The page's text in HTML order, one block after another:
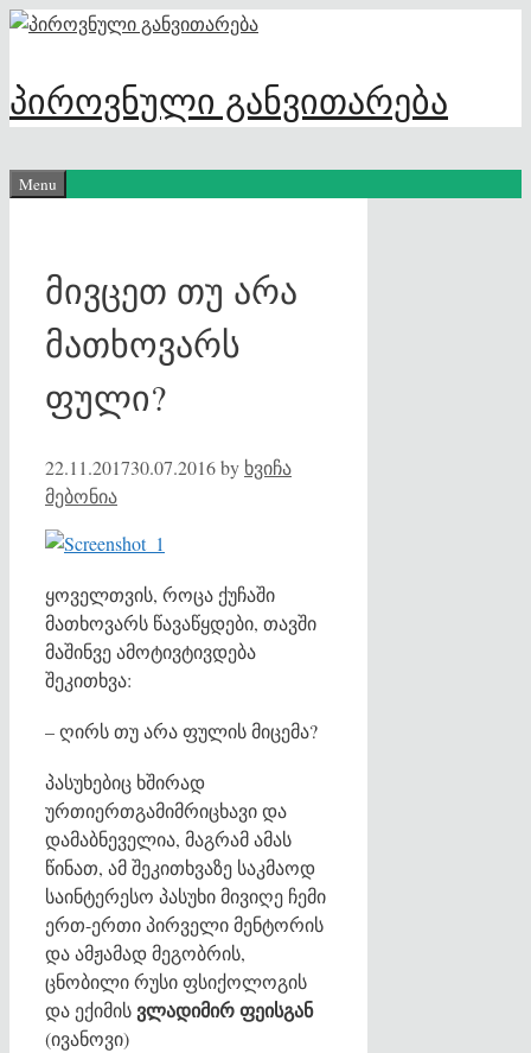
Skip
content
პიროვნული განვითარება
Menu
მივცეთ თუ არა
მათხოვარს
ფული?
22.11.201730.07.2016by ხვიჩა
მებონია
ყოველთვის, როცა ქუჩაში
მათხოვარს წავაწყდები, თავში
მაშინვე ამოტივტივდება
შეკითხვა:
– ღირს თუ არა ფულის მიცემა?
პასუხებიც ხშირად
ურთიერთგამიმრიცხავი და
დამაბნეველია, მაგრამ ამას
წინათ, ამ შეკითხვაზე საკმაოდ
საინტერესო პასუხი მივიღე ჩემი
ერთ-ერთი პირველი მენტორის
და ამჟამად მეგობრის,
ცნობილი რუსი ფსიქოლოგის
და ექიმის ვლადიმირ ფეისგან
(ივანოვი)